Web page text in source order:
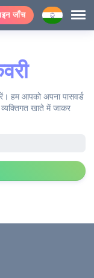
जाँच
हम आपको अपना पासवर्ड
खाते में जाकर